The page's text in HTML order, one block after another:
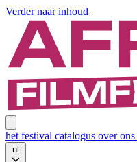
Verder naar inhoud
het festival catalogus over ons
nl